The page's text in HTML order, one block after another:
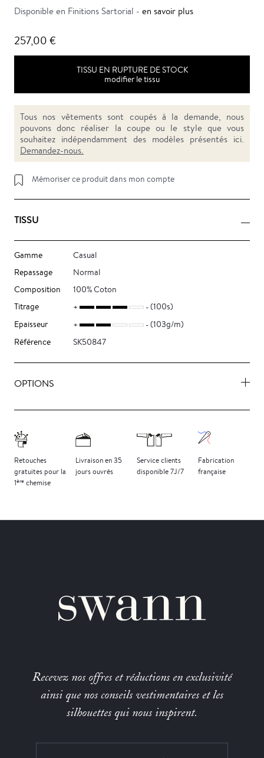
Disponible en Finitions Sartorial - en savoir plus
257,00 €
TISSU EN RUPTURE DE STOCK
modifier le tissu
Tous nos vêtements sont coupés à la demande, nous
pouvons donc réaliser la coupe ou le style que vous
souhaitez indépendamment des modèles présentés ici.
Demandez-nous.
Mémoriser ce produit dans mon compte
TISSU
Gamme
Casual
Repassage
Normal
Composition
100% Coton
Titrage
(100s)
Epaisseur
(103g/m)
Référence
SK50847
OPTIONS
Retouches
gratuites pour la
1ère chemise
Livraison en 35
jours ouvrés
Service clients
disponible 7J/7
Fabrication
française
Recevez nos offres et réductions en exclusivité
ainsi que nos conseils vestimentaires et les
silhouettes qui nous inspirent.